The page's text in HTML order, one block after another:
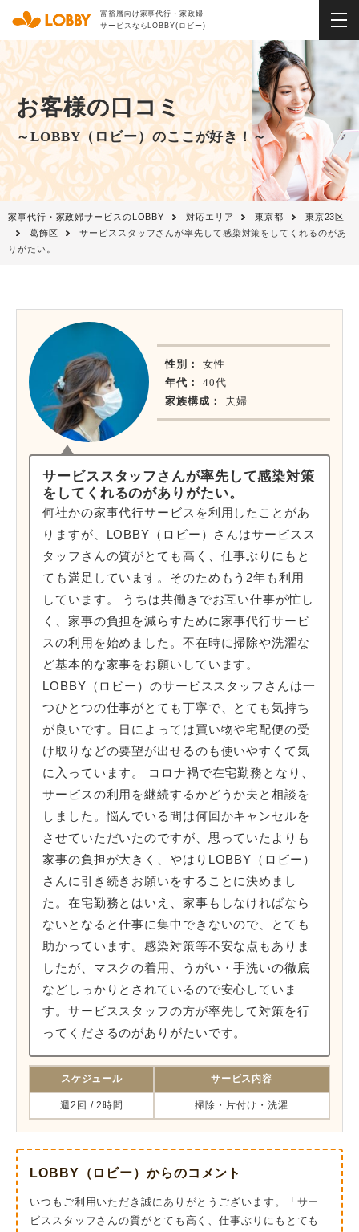
富裕層向け家事代行・家政婦
サービスならLOBBY(ロビー)
お客様の口コミ
～LOBBY（ロビー）のここが好き！～
家事代行・家政婦サービスのLOBBY 対応エリア 東京都
東京23区
葛飾区
サービススタッフさんが率先して感染対策をしてくれるのがあ
りがたい。
性別：
女性
年代：
40代
家族構成：
夫婦
サービススタッフさんが率先して感染対策
をしてくれるのがありがたい。
何社かの家事代行サービスを利用したことがあ
りますが、LOBBY（ロビー）さんはサービスス
タッフさんの質がとても高く、仕事ぶりにもと
ても満足しています。そのためもう2年も利用
しています。 うちは共働きでお互い仕事が忙し
く、家事の負担を減らすために家事代行サービ
スの利用を始めました。不在時に掃除や洗濯な
ど基本的な家事をお願いしています。
LOBBY（ロビー）のサービススタッフさんは一
つひとつの仕事がとても丁寧で、とても気持ち
が良いです。日によっては買い物や宅配便の受
け取りなどの要望が出せるのも使いやすくて気
に入っています。 コロナ禍で在宅勤務となり、
サービスの利用を継続するかどうか夫と相談を
しました。悩んでいる間は何回かキャンセルを
させていただいたのですが、思っていたよりも
家事の負担が大きく、やはりLOBBY（ロビー）
さんに引き続きお願いをすることに決めまし
た。在宅勤務とはいえ、家事もしなければなら
ないとなると仕事に集中できないので、とても
助かっています。感染対策等不安な点もありま
したが、マスクの着用、うがい・手洗いの徹底
などしっかりとされているので安心していま
す。サービススタッフの方が率先して対策を行
ってくださるのがありがたいです。
スケジュール サービス内容
週2回 / 2時間 掃除・片付け・洗濯
LOBBY（ロビー）からのコメント
いつもご利用いただき誠にありがとうございます。「サー
ビススタッフさんの質がとても高く、仕事ぶりにもとても